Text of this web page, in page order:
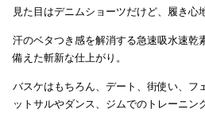
見た目はデニムショーツだけど、履き心
汗のベタつき感を解消する急速吸水速乾
備えた斬新な仕上がり。
バスケはもちろん、デート、街使い、フ
ットサルやダンス、ジムでのトレーニン